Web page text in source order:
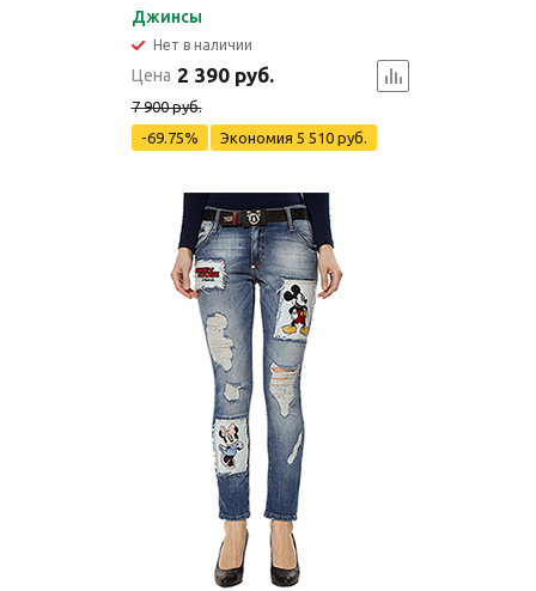
Джинсы
Нет в наличии
Цена 2 390 руб.
7 900 руб.
-69.75%
Экономия 5 510 руб.